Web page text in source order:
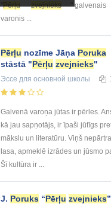
"Pērļu zvejnieks
" galvenais
varonis ...
Pērļu nozīme Jāņa Poruka
stāstā "Pērļu zvejnieks"
Эссе для основной школы
Galvenā varoņa jūtas ir pērles.
kā jau sapņotājs, ir īpaši jūtīgs
mākslu un literatūru. Viņš
lasa, apmeklē izrādes un jūsmo
Šī kultūra ir ...
J. Poruks “Pērļu zvejnieks”